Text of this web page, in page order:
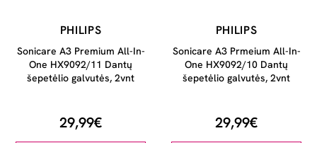
PHILIPS
Sonicare A3 Premium All-In-
One HX9092/11 Dantų
šepetėlio galvutės, 2vnt
29,99€
PHILIPS
Sonicare A3 Prmeium All-In-
One HX9092/10 Dantų
šepetėlio galvutės, 2vnt
29,99€